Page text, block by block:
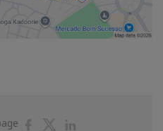
PartagerPartager